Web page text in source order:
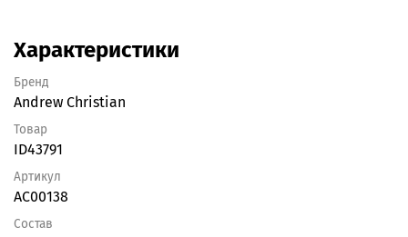
Характеристики
Бренд
Andrew Christian
Товар
ID43791
Артикул
AC00138
Состав